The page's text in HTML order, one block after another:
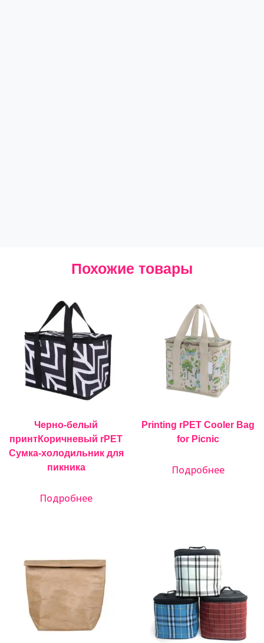
Похожие товары
Черно-белый
принтКоричневый rPET
Сумка-холодильник для
пикника
Подробнее
Printing rPET Cooler Bag
for Picnic
Подробнее